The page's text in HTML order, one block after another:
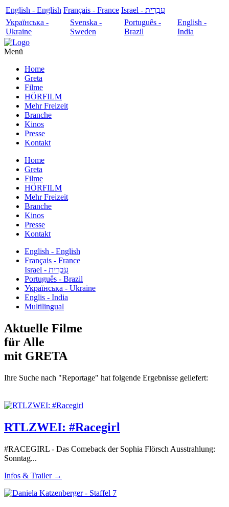
English - English Français - France
עִבְרִית - Israel
Українська -
Ukraine
Svenska -
Sweden
Português -
Brazil
English -
India
Menü
Home
Greta
Filme
HÖRFILM
Mehr Freizeit
Branche
Kinos
Presse
Kontakt
Home
Greta
Filme
HÖRFILM
Mehr Freizeit
Branche
Kinos
Presse
Kontakt
English - English
Français - France
עִבְרִית - Israel
Português - Brazil
Українська - Ukraine
Englis - India
Multilingual
Aktuelle Filme
für Alle
mit GRETA
Ihre Suche nach "Reportage" hat folgende Ergebnisse geliefert:
RTLZWEI: #Racegirl
#RACEGIRL - Das Comeback der Sophia Flörsch Ausstrahlung:
Sonntag...
Infos & Trailer →